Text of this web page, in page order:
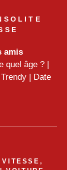
amis
quel âge ? |
| Date
VITESSE,